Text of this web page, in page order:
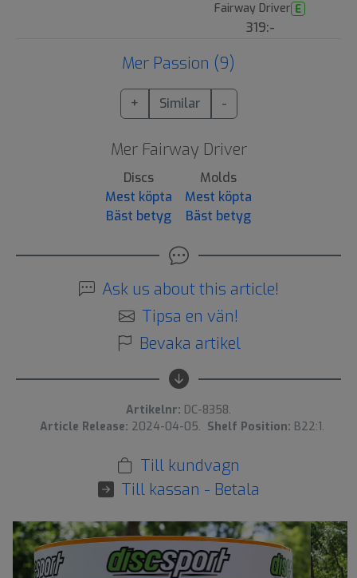
Fairway Driver E
319:-
Mer Passion (9)
+ Similar -
Mer Fairway Driver
Discs
Mest köpta
Bäst betyg
Molds
Mest köpta
Bäst betyg
Ask us about this article!
Tipsa en vän!
Bevaka artikel
Artikelnr: DC-8358.
Article Release: 2024-04-05. Shelf Position: B22:1.
Till kundvagn
Till kassan - Betala